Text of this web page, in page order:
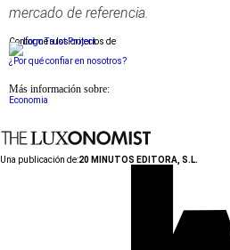
mercado de referencia.
Conforme a los criterios de
¿Por qué confiar en nosotros?
Más información sobre:
Economia
Una publicación de:20 MINUTOS EDITORA, S.L.